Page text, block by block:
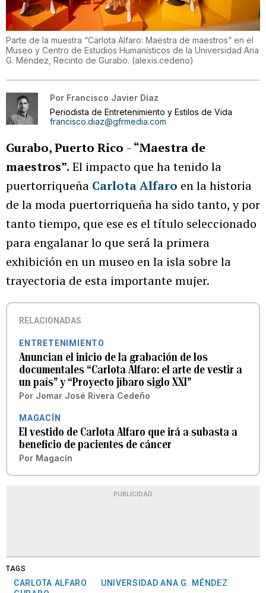
Parte de la muestra “Carlota Alfaro: Maestra de maestros” en el
Museo y Centro de Estudios Humanísticos de la Universidad Ana
G. Méndez, Recinto de Gurabo. (alexis.cedeno)
Por Francisco Javier Díaz
Periodista de Entretenimiento y Estilos de Vida
francisco.diaz@gfrmedia.com
Gurabo, Puerto Rico - “Maestra de
maestros”. El impacto que ha tenido la
puertorriqueña Carlota Alfaro en la historia
de la moda puertorriqueña ha sido tanto, y por
tanto tiempo, que ese es el título seleccionado
para engalanar lo que será la primera
exhibición en un museo en la isla sobre la
trayectoria de esta importante mujer.
RELACIONADAS
ENTRETENIMIENTO
Anuncian el inicio de la grabación de los
documentales “Carlota Alfaro: el arte de vestir a
un país” y “Proyecto jíbaro siglo XXI”
Por Jomar José Rivera Cedeño
MAGACÍN
El vestido de Carlota Alfaro que irá a subasta a
beneficio de pacientes de cáncer
Por Magacín
PUBLICIDAD
TAGS
CARLOTA ALFARO
UNIVERSIDAD ANA G. MÉNDEZ